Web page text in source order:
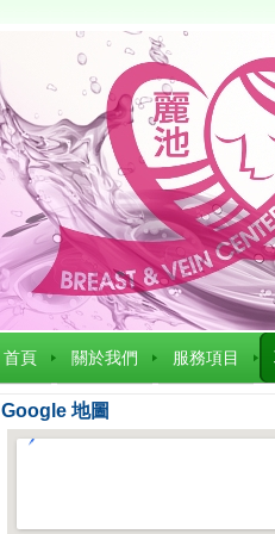
首頁 關於我們 服務項目
Google 地圖